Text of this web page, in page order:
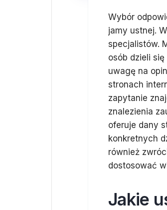
Wybór
jamy ustnej.
specjalistów.
osób dzieli
uwagę na
stronach
zapytanie
znalezienia
oferuje dany
konkretnych
również
dostosować
Jakie